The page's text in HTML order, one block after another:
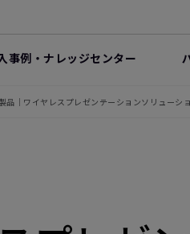
事例・ナレッジセンター
品｜ワイヤレスプレゼンテーションソリューシ